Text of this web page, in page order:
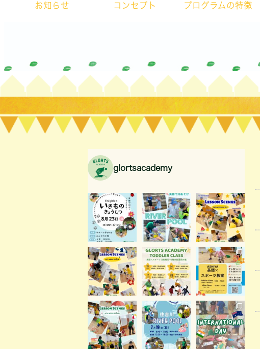
お知らせ コンセプト プログラムの特徴
glortsacademy